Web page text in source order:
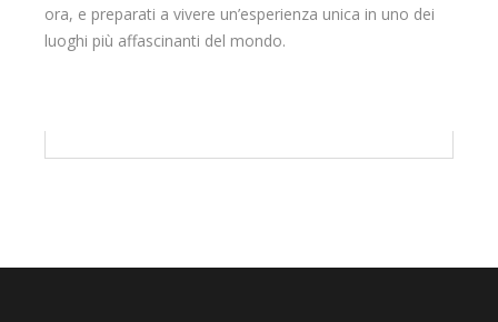
ora, e preparati a vivere un’esperienza unica in uno dei
luoghi più affascinanti del mondo.